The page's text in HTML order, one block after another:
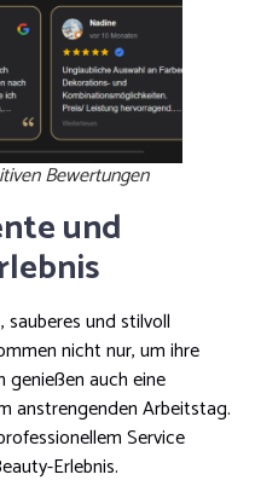
Bewertungen
und
und stilvoll
nicht nur, um ihre
genießen auch eine
anstrengenden Arbeitstag.
Service
Erlebnis.